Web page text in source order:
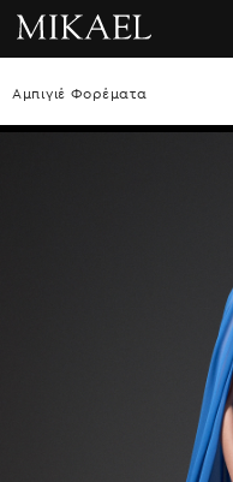
Αμπιγιέ Φορέματα